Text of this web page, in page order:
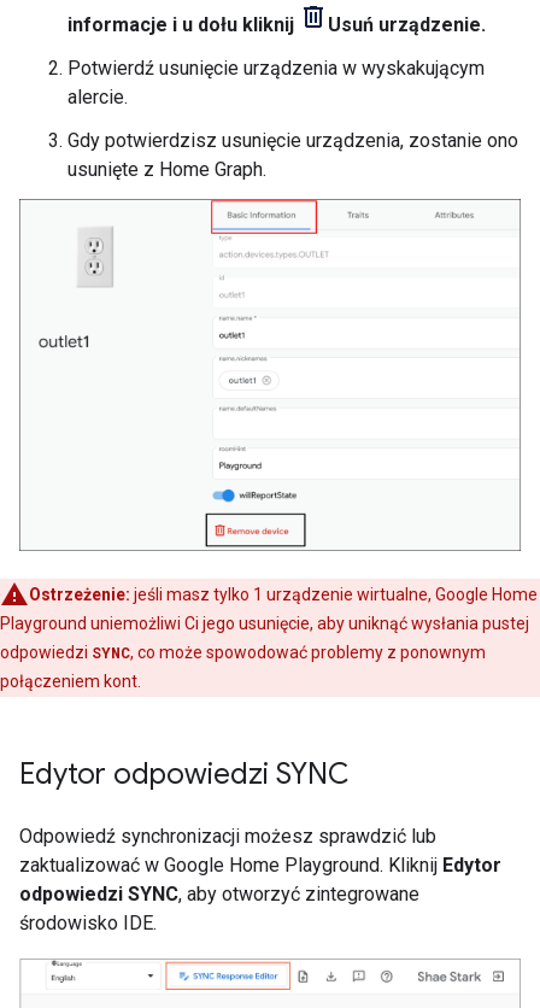
informacje i u dołu kliknij Usuń urządzenie.
Potwierdź usunięcie urządzenia w wyskakującym
alercie.
Gdy potwierdzisz usunięcie urządzenia, zostanie ono
usunięte z Home Graph.
Ostrzeżenie: jeśli masz tylko 1 urządzenie wirtualne, Google Home
Playground uniemożliwi Ci jego usunięcie, aby uniknąć wysłania pustej
odpowiedzi SYNC, co może spowodować problemy z ponownym
połączeniem kont.
Edytor odpowiedzi SYNC
Odpowiedź synchronizacji możesz sprawdzić lub
zaktualizować w Google Home Playground. Kliknij Edytor
odpowiedzi SYNC, aby otworzyć zintegrowane
środowisko IDE.